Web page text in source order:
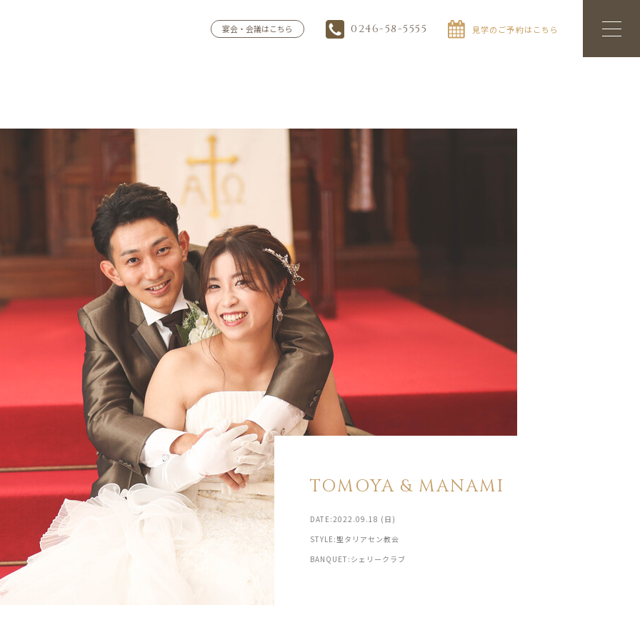
宴会・会議はこちら 0246-58-5555 見学のご予約はこちら
TOMOYA & MANAMI
DATE:2022.09.18 (日)
STYLE:聖タリアセン教会
BANQUET:シェリークラブ